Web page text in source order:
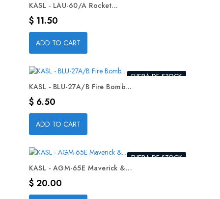
KASL - LAU-60/A Rocket...
Precio
$ 11.50
ADD TO CART
FUERA DE STOCK
KASL - BLU-27A/B Fire Bomb...
Precio
$ 6.50
ADD TO CART
FUERA DE STOCK
KASL - AGM-65E Maverick &...
Precio
$ 20.00